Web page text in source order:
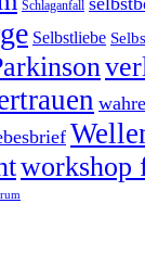
Schlaganfall
Selbstliebe
workshop